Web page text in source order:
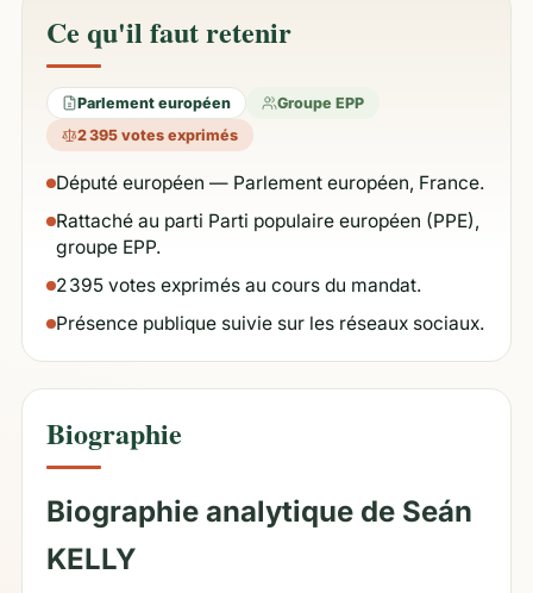
Ce qu'il faut retenir
Parlement européen
Groupe EPP
2 395 votes exprimés
Député européen — Parlement européen, France.
Rattaché au parti Parti populaire européen (PPE),
groupe EPP.
2 395 votes exprimés au cours du mandat.
Présence publique suivie sur les réseaux sociaux.
Biographie
Biographie analytique de Seán
KELLY